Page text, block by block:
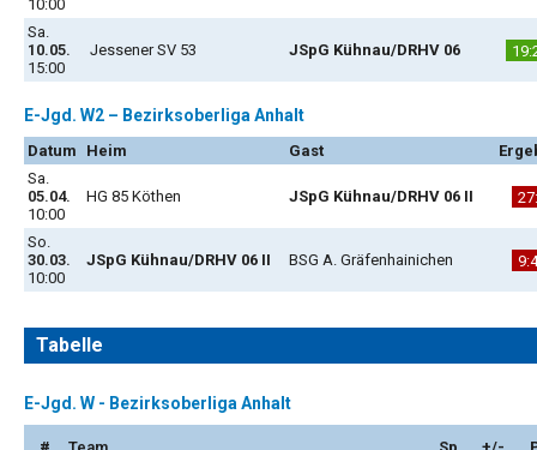
10:00
Sa.
10.05.
15:00
Jessener SV 53 JSpG Kühnau/DRHV 06
E-Jgd. W2 – Bezirksoberliga Anhalt
Datum Heim Gast
Sa.
05.04.
10:00
HG 85 Köthen JSpG Kühnau/DRHV 06 II
So.
30.03.
10:00
JSpG Kühnau/DRHV 06 II BSG A. Gräfenhainichen
Tabelle
E-Jgd. W - Bezirksoberliga Anhalt